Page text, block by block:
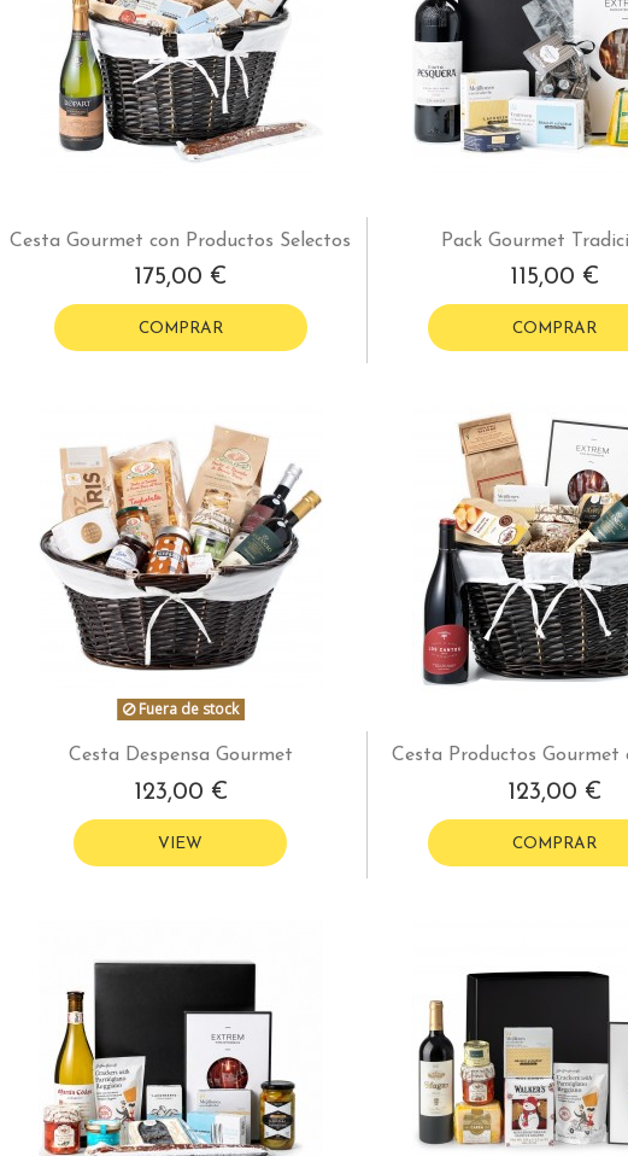
Cesta Gourmet con Productos Selectos
175,00 €
COMPRAR
Pack Gourmet
115,00 €
COMPRAR
Fuera de stock
Cesta Despensa Gourmet
123,00 €
VIEW
Cesta Productos Gourmet
123,00 €
COMPRAR